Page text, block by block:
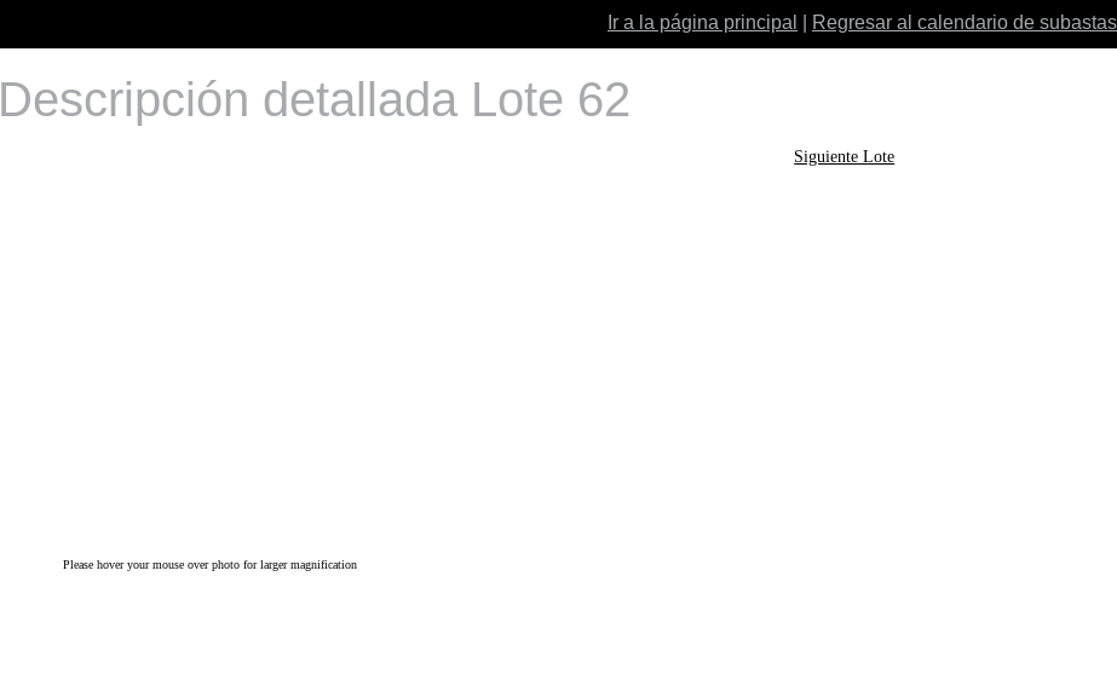
Ir a la página principal Regresar al calendario de subastas
Descripción detallada Lote 62
Siguiente Lote
Please hover your mouse over photo for larger magnification